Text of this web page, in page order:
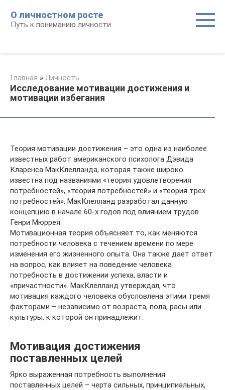
контенту
О личностном росте
Путь к пониманию личности
Главная » Личность
Исследование мотивации достижения и
мотивации избегания
Теория мотивации достижения – это одна из наиболее
известных работ американского психолога Дэвида
Кларенса МакКлелланда, которая также широко
известна под названиями «теория удовлетворения
потребностей», «теория потребностей» и «теория трех
потребностей». МакКлелланд разработал данную
концепцию в начале 60-х годов под влиянием трудов
Генри Мюррея.
Мотивационная теория объясняет то, как меняются
потребности человека с течением времени по мере
изменения его жизненного опыта. Она также дает ответ
на вопрос, как влияет на поведение человека
потребность в достижении успеха, власти и
«причастности». МакКлелланд утверждал, что
мотивация каждого человека обусловлена этими тремя
факторами – независимо от возраста, пола, расы или
культуры, к которой он принадлежит.
Мотивация достижения
поставленных целей
Ярко выраженная потребность выполнения
поставленных целей – черта сильных, принципиальных,